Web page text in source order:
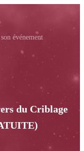
événement
du Criblage